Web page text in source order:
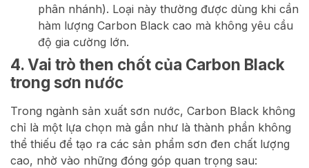
phân nhánh). Loại này thường được dùng khi cần
hàm lượng Carbon Black cao mà không yêu cầu
độ gia cường lớn.
4. Vai trò then chốt của Carbon Black
trong sơn nước
Trong ngành sản xuất sơn nước, Carbon Black không
chỉ là một lựa chọn mà gần như là thành phần không
thể thiếu để tạo ra các sản phẩm sơn đen chất lượng
cao, nhờ vào những đóng góp quan trọng sau: